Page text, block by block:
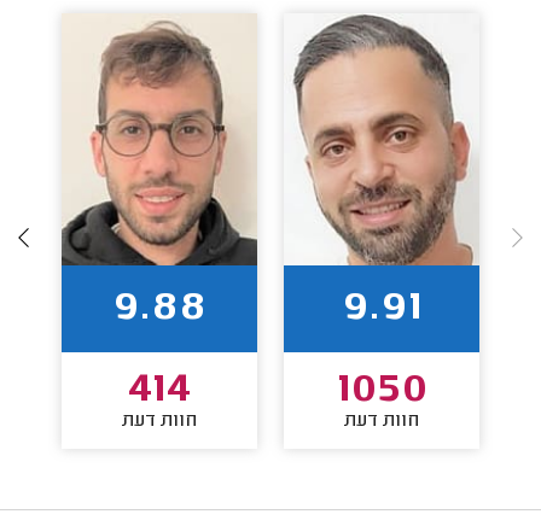
9.91
1050
חוות דעת
9.88
414
חוות דעת